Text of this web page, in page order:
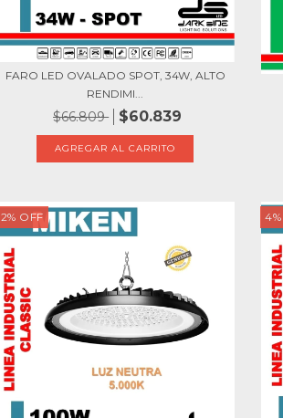
FARO LED OVALADO SPOT, 34W, ALTO
RENDIMI...
$66.809 $60.839
2% OFF 4%